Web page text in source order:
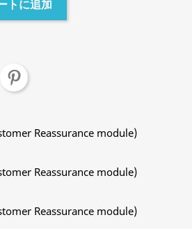
トに追加
Reassurance module)
Reassurance module)
Reassurance module)